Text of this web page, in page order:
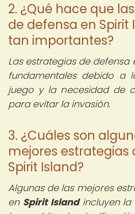
2. ¿Qué hace que
de defensa en Spirit
tan importantes?
Las estrategias de defensa
fundamentales debido a
juego y la necesidad de
para evitar la invasión.
3. ¿Cuáles son
mejores estrategias
Spirit Island?
Algunas de las mejores
en Spirit Islandincluyen la